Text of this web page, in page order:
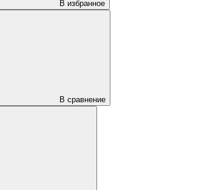
В избранное
В сравнение